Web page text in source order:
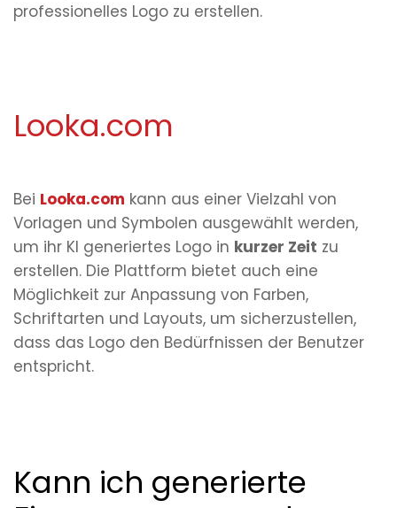
professionelles Logo zu erstellen.
Looka.com
Bei Looka.com kann aus einer Vielzahl von
Vorlagen und Symbolen ausgewählt werden,
um ihr KI generiertes Logo in kurzer Zeit zu
erstellen. Die Plattform bietet auch eine
Möglichkeit zur Anpassung von Farben,
Schriftarten und Layouts, um sicherzustellen,
dass das Logo den Bedürfnissen der Benutzer
entspricht.
Kann ich generierte